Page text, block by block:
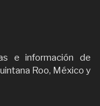
e información de
Roo, México y